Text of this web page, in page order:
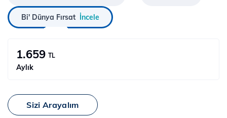
Bi' Dünya Fırsat İncele
1.659 TL
Aylık
Sizi Arayalım